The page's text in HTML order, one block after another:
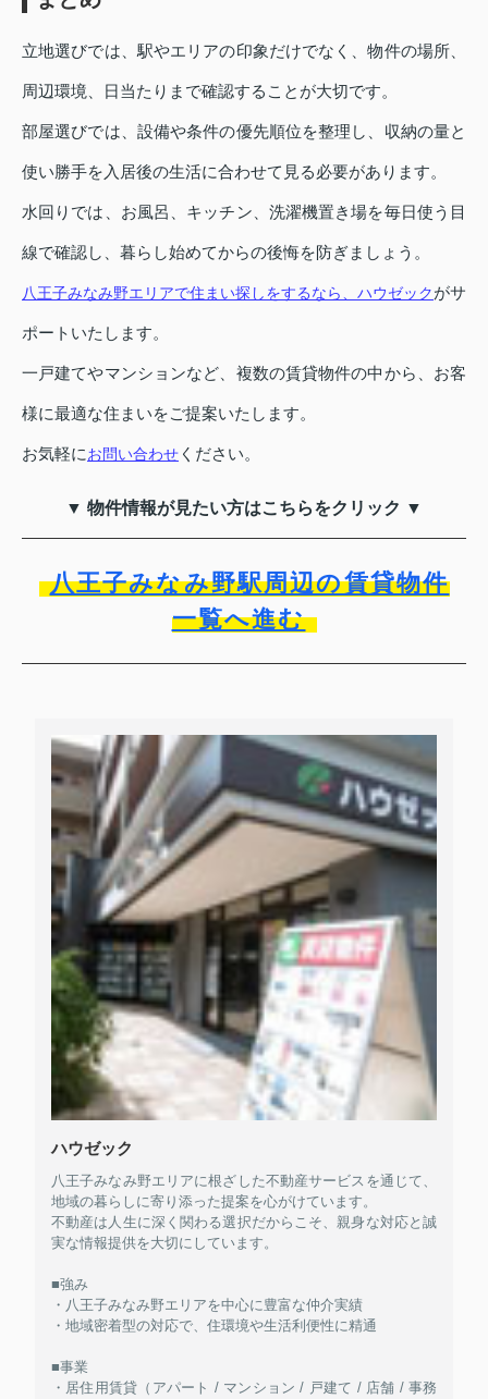
立地選びでは、駅やエリアの印象だけでなく、物件の場所、
周辺環境、日当たりまで確認することが大切です。
部屋選びでは、設備や条件の優先順位を整理し、収納の量と
使い勝手を入居後の生活に合わせて見る必要があります。
水回りでは、お風呂、キッチン、洗濯機置き場を毎日使う目
線で確認し、暮らし始めてからの後悔を防ぎましょう。
八王子みなみ野エリアで住まい探しをするなら、ハウゼックがサ
ポートいたします。
一戸建てやマンションなど、複数の賃貸物件の中から、お客
様に最適な住まいをご提案いたします。
お気軽にお問い合わせ ください。
▼ 物件情報が見たい方はこちらをクリック ▼
八王子みなみ野駅周辺の賃貸物件
一覧へ進む
ハウゼック
八王子みなみ野エリアに根ざした不動産サービスを通じて、
地域の暮らしに寄り添った提案を心がけています。
不動産は人生に深く関わる選択だからこそ、親身な対応と誠
実な情報提供を大切にしています。
■強み
・八王子みなみ野エリアを中心に豊富な仲介実績
・地域密着型の対応で、住環境や生活利便性に精通
■事業
・居住用賃貸（アパート / マンション / 戸建て / 店舗 / 事務